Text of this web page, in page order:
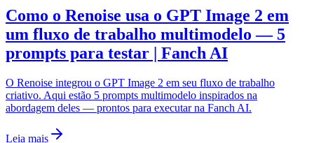
Como o Renoise usa o GPT Image 2 em
um fluxo de trabalho multimodelo — 5
prompts para testar | Fanch AI
O Renoise integrou o GPT Image 2 em seu fluxo de trabalho
criativo. Aqui estão 5 prompts multimodelo inspirados na
abordagem deles — prontos para executar na Fanch AI.
Leia mais